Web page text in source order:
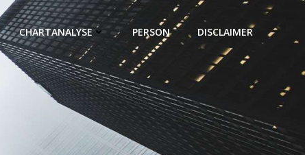
CHARTANALYSE PERSON DISCLAIMER